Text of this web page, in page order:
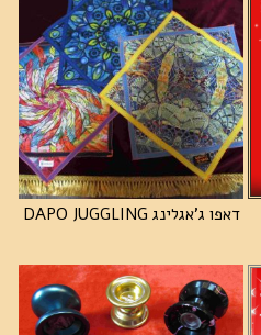
דאפו ג'אגלינג DAPO JUGGLING